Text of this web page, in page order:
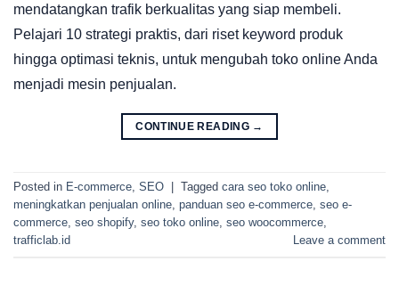
mendatangkan trafik berkualitas yang siap membeli.
Pelajari 10 strategi praktis, dari riset keyword produk
hingga optimasi teknis, untuk mengubah toko online Anda
menjadi mesin penjualan.
CONTINUE READING →
Posted in E-commerce SEO Tagged cara seo toko online
meningkatkan penjualan online panduan seo e-commerce seo e-
commerce seo shopify, seo toko online seo woocommerce
trafficlab.id
Leave a comment